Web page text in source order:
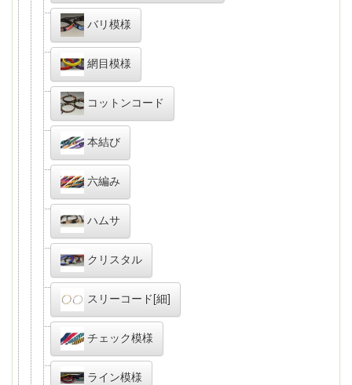
バリ模様
網目模様
コットンコード
本結び
六編み
ハムサ
クリスタル
スリーコード[細]
チェック模様
ライン模様